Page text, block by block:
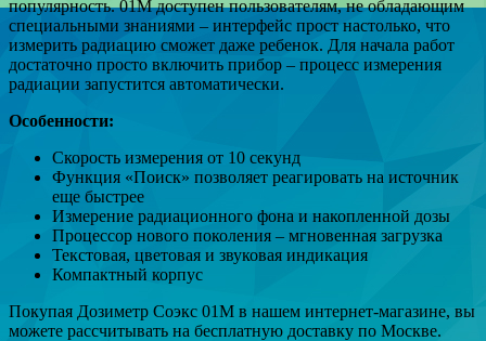
популярность. 01М доступен пользователям, не обладающим
специальными знаниями – интерфейс прост настолько, что
измерить радиацию сможет даже ребенок. Для начала работ
достаточно просто включить прибор – процесс измерения
радиации запустится автоматически.
Особенности:
Скорость измерения от 10 секунд
Функция «Поиск» позволяет реагировать на источник
еще быстрее
Измерение радиационного фона и накопленной дозы
Процессор нового поколения – мгновенная загрузка
Текстовая, цветовая и звуковая индикация
Компактный корпус
Покупая Дозиметр Соэкс 01М в нашем интернет-магазине, вы
можете рассчитывать на бесплатную доставку по Москве.